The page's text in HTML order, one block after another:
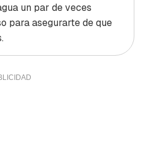
un par de veces
para asegurarte de que